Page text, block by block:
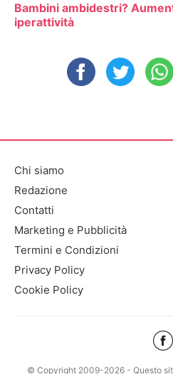
Bambini ambidestri?
iperattività
Chi siamo
Redazione
Contatti
Marketing e Pubblicità
Termini e Condizioni
Privacy Policy
Cookie Policy
© Copyright 2009-2026 - Questo